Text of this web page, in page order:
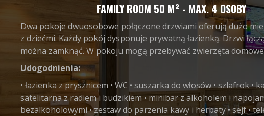
FAMILY ROOM 50 M² - MAX. 4 OSOBY
Dwa pokoje dwuosobowe połączone drzwiami oferują dużo
z dziećmi. Każdy pokój dysponuje prywatną łazienką. Drzwi
można zamknąć. W pokoju mogą przebywać zwierzęta
Udogodnienia:
• łazienka z prysznicem • WC • suszarka do włosów • szlafrok •
satelitarna z radiem i budzikiem • minibar z alkoholem i
bezalkoholowymi • zestaw do parzenia kawy i herbaty • sejf •